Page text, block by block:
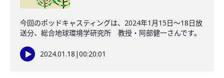
今回のポッドキャスティングは、2024年1月15日〜18日放
送分、総合地球環境学研究所 教授・阿部健一さんです。
2024.01.18 |00:20:01